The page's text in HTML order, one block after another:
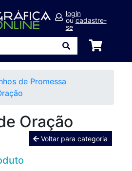
login
oucadastre-
se
de Promessa
Oração
Voltar para categoria